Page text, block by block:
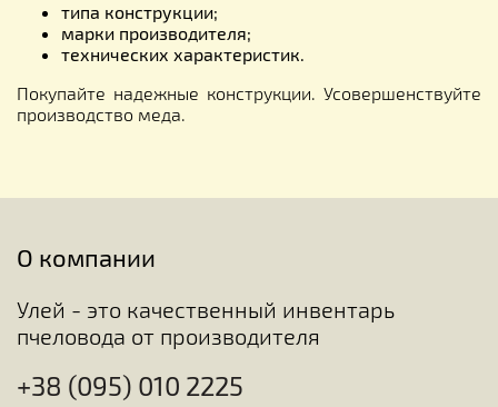
типа конструкции;
марки производителя;
технических характеристик.
Покупайте надежные конструкции. Усовершенствуйте
производство меда.
О компании
Улей - это качественный инвентарь
пчеловода от производителя
+38 (095) 010 2225